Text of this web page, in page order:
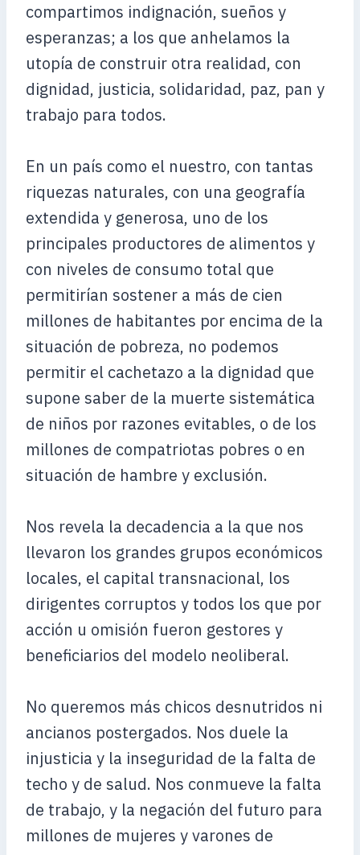
compartimos indignación, sueños y
esperanzas; a los que anhelamos la
utopía de construir otra realidad, con
dignidad, justicia, solidaridad, paz, pan y
trabajo para todos.
En un país como el nuestro, con tantas
riquezas naturales, con una geografía
extendida y generosa, uno de los
principales productores de alimentos y
con niveles de consumo total que
permitirían sostener a más de cien
millones de habitantes por encima de la
situación de pobreza, no podemos
permitir el cachetazo a la dignidad que
supone saber de la muerte sistemática
de niños por razones evitables, o de los
millones de compatriotas pobres o en
situación de hambre y exclusión.
Nos revela la decadencia a la que nos
llevaron los grandes grupos económicos
locales, el capital transnacional, los
dirigentes corruptos y todos los que por
acción u omisión fueron gestores y
beneficiarios del modelo neoliberal.
No queremos más chicos desnutridos ni
ancianos postergados. Nos duele la
injusticia y la inseguridad de la falta de
techo y de salud. Nos conmueve la falta
de trabajo, y la negación del futuro para
millones de mujeres y varones de